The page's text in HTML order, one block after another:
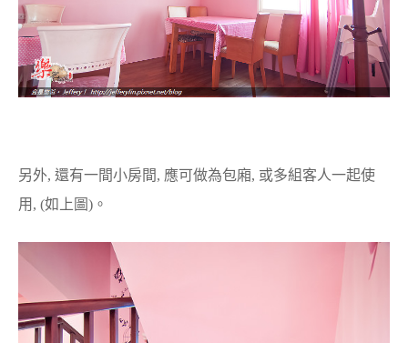
另外, 還有一間小房間, 應可做為包廂, 或多組客人一起使
用, (如上圖)。